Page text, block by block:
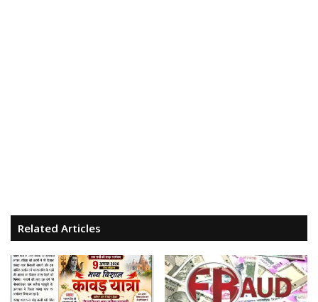
Related Articles